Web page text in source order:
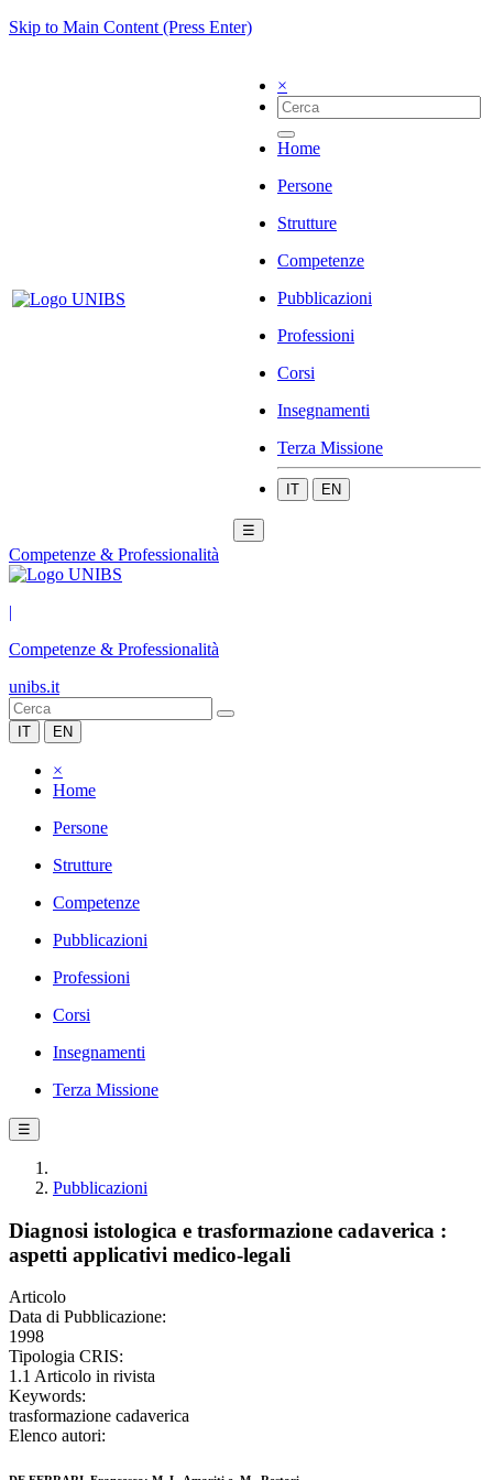
Skip to Main Content (Press Enter)
×
Home
Persone
Strutture
Competenze
Pubblicazioni
Professioni
Corsi
Insegnamenti
Terza Missione
IT EN
☰
Competenze & Professionalità
|
Competenze & Professionalità
unibs.it
IT EN
×
Home
Persone
Strutture
Competenze
Pubblicazioni
Professioni
Corsi
Insegnamenti
Terza Missione
☰
Pubblicazioni
Diagnosi istologica e trasformazione cadaverica :
aspetti applicativi medico-legali
Articolo
Data di Pubblicazione:
1998
Tipologia CRIS:
1.1 Articolo in rivista
Keywords:
trasformazione cadaverica
Elenco autori: